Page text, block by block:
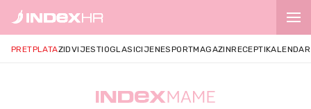
PRETPLATAZIDVIJESTIOGLASICIJENESPORTMAGAZINRECEPTIKALENDAR